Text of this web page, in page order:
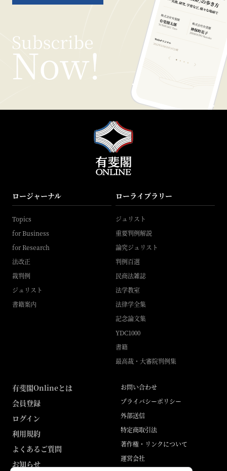
ロージャーナル
Topics
for Business
for Research
法改正
裁判例
ジュリスト
書籍案内
ローライブラリー
ジュリスト
重要判例解説
論究ジュリスト
判例百選
民商法雑誌
法学教室
法律学全集
記念論文集
YDC1000
書籍
最高裁・大審院判例集
有斐閣Onlineとは
会員登録
ログイン
利用規約
よくあるご質問
お知らせ
お問い合わせ
プライバシーポリシー
外部送信
特定商取引法
著作権・リンクについて
運営会社